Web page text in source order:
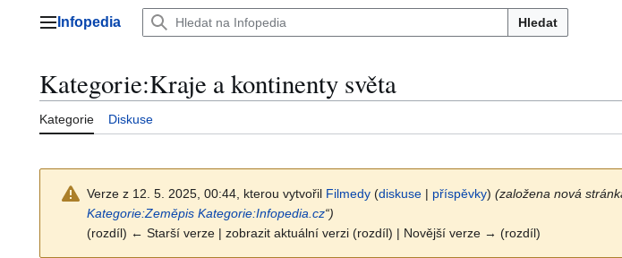
Hlavní menu
Infopedia Hledat
Kategorie:Kraje a kontinenty světa
Kategorie Diskuse
Verze z 12. 5. 2025, 00:44, kterou vytvořil Filmedy (diskuse | příspěvky) (založena nová
Kategorie:Zeměpis Kategorie:Infopedia.cz“)
(rozdíl) ← Starší verze | zobrazit aktuální verzi (rozdíl) | Novější verze → (rozdíl)